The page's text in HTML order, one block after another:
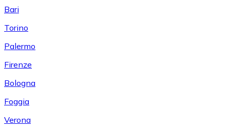
Bari
Torino
Palermo
Firenze
Bologna
Foggia
Verona